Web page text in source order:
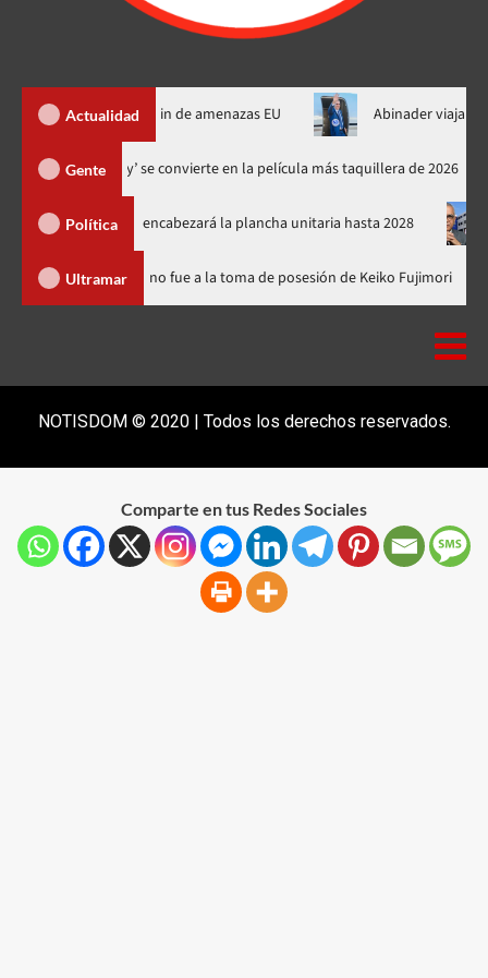
Actualidad
Ormuz al fin de amenazas EU Abinader viajará a
Gente
‘Spider-Man: Brand New Day’ se convierte en la película más taquillera
Política
PRM y encabezará la plancha unitaria hasta 2028 Carlos
Ultramar Luis Abinader no fue a la toma de posesión de Keiko
NOTISDOM © 2020 | Todos los derechos reservados.
Comparte en tus Redes Sociales